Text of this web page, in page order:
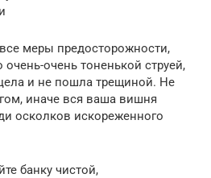
меры предосторожности,
очень тоненькой струей,
и не пошла трещиной. Не
иначе вся ваша вишня
осколков искореженного
банку чистой,